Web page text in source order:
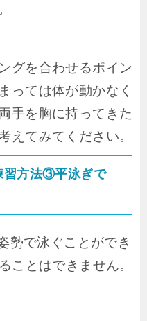
グを合わせるポイン
っては体が動かなく
手を胸に持ってきた
えてみてください。
習方法③平泳ぎで
勢で泳ぐことができ
ことはできません。